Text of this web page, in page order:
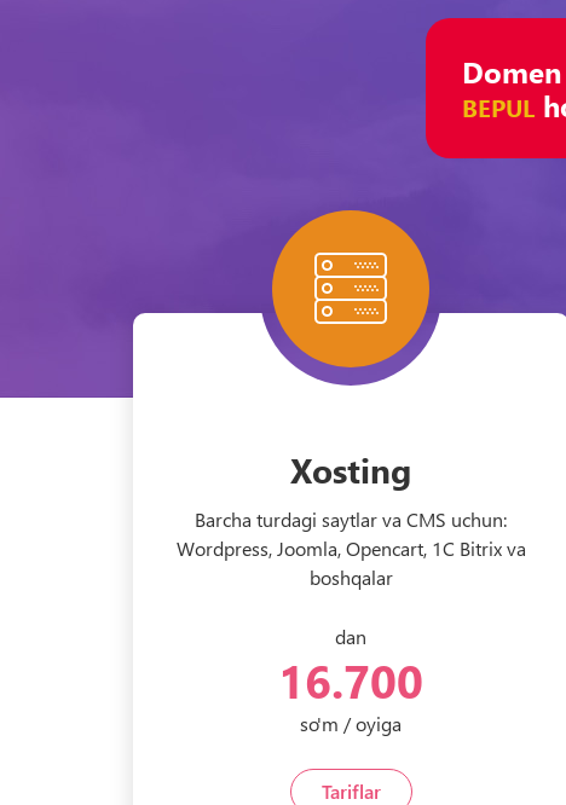
BEPUL
Xosting
Barcha turdagi saytlar va CMS uchun:
Wordpress, Joomla, Opencart, 1C Bitrix va
boshqalar
dan
16.700
so'm / oyiga
Tariflar